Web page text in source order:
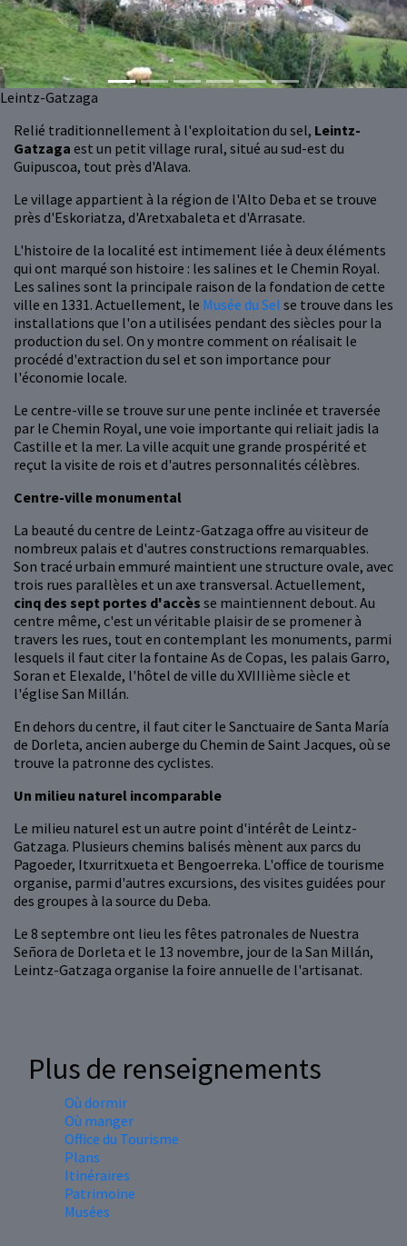
Relié traditionnellement à l'exploitation du sel, Leintz-
Gatzaga est un petit village rural, situé au sud-est du
Guipuscoa, tout près d'Alava.
Le village appartient à la région de l'Alto Deba et se trouve
près d'Eskoriatza, d'Aretxabaleta et d'Arrasate.
L'histoire de la localité est intimement liée à deux éléments
qui ont marqué son histoire : les salines et le Chemin Royal.
Les salines sont la principale raison de la fondation de cette
ville en 1331. Actuellement, le Musée du Sel se trouve dans les
installations que l'on a utilisées pendant des siècles pour la
production du sel. On y montre comment on réalisait le
procédé d'extraction du sel et son importance pour
l'économie locale.
Le centre-ville se trouve sur une pente inclinée et traversée
par le Chemin Royal, une voie importante qui reliait jadis la
Castille et la mer. La ville acquit une grande prospérité et
reçut la visite de rois et d'autres personnalités célèbres.
Centre-ville monumental
La beauté du centre de Leintz-Gatzaga offre au visiteur de
nombreux palais et d'autres constructions remarquables.
Son tracé urbain emmuré maintient une structure ovale, avec
trois rues parallèles et un axe transversal. Actuellement,
cinq des sept portes d'accès se maintiennent debout. Au
centre même, c'est un véritable plaisir de se promener à
travers les rues, tout en contemplant les monuments, parmi
lesquels il faut citer la fontaine As de Copas, les palais Garro,
Soran et Elexalde, l'hôtel de ville du XVIIIième siècle et
l'église San Millán.
En dehors du centre, il faut citer le Sanctuaire de Santa María
de Dorleta, ancien auberge du Chemin de Saint Jacques, où se
trouve la patronne des cyclistes.
Un milieu naturel incomparable
Le milieu naturel est un autre point d'intérêt de Leintz-
Gatzaga. Plusieurs chemins balisés mènent aux parcs du
Pagoeder, Itxurritxueta et Bengoerreka. L'office de tourisme
organise, parmi d'autres excursions, des visites guidées pour
des groupes à la source du Deba.
Le 8 septembre ont lieu les fêtes patronales de Nuestra
Señora de Dorleta et le 13 novembre, jour de la San Millán,
Leintz-Gatzaga organise la foire annuelle de l'artisanat.
Leintz-Gatzaga
Plus de renseignements
Où dormir
Où manger
Office du Tourisme
Plans
Itinéraires
Patrimoine
Musées